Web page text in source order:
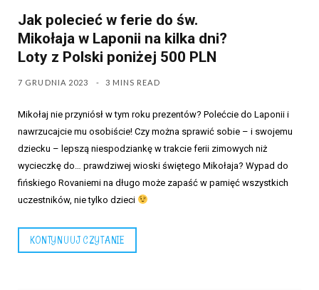
Jak polecieć w ferie do św.
Mikołaja w Laponii na kilka dni?
Loty z Polski poniżej 500 PLN
7 GRUDNIA 2023 3 MINS READ
Mikołaj nie przyniósł w tym roku prezentów? Polećcie do Laponii i
nawrzucajcie mu osobiście! Czy można sprawić sobie – i swojemu
dziecku – lepszą niespodziankę w trakcie ferii zimowych niż
wycieczkę do… prawdziwej wioski świętego Mikołaja? Wypad do
fińskiego Rovaniemi na długo może zapaść w pamięć wszystkich
uczestników, nie tylko dzieci
KONTYNUUJ CZYTANIE